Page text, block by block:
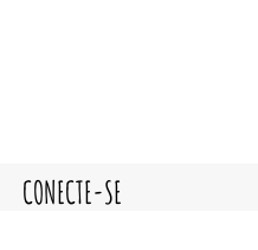
CONECTE-SE